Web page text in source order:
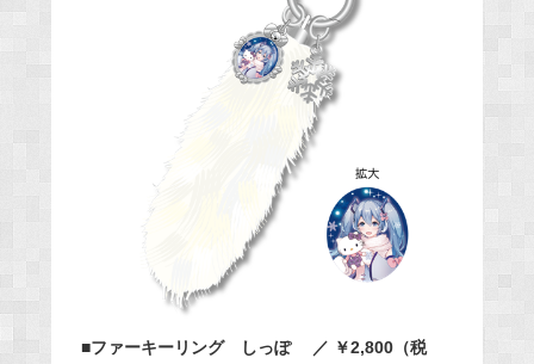
■ファーキーリング しっぽ ／ ￥2,800（税